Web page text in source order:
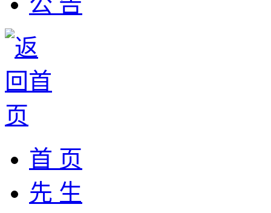
首 页
先 生